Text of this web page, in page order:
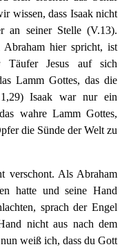
wissen, dass Isaak nicht
an seiner Stelle (V.13).
Abraham hier spricht, ist
Täufer Jesus auf sich
Lamm Gottes, das die
Isaak war nur ein
wahre Lamm Gottes,
die Sünde der Welt zu
verschont. Als Abraham
hatte und seine Hand
sprach der Engel
nicht aus nach dem
weiß ich, dass du Gott